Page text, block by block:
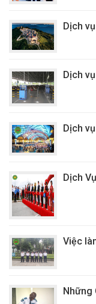
Dịch
Dịch
Dịch
Dịch
Việc
Những